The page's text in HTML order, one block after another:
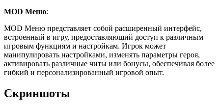
MOD Меню:
MOD Меню представляет собой расширенный интерфейс,
встроенный в игру, предоставляющий доступ к различным
игровым функциям и настройкам. Игрок может
манипулировать настройками, изменять параметры героя,
активировать различные читы или бонусы, обеспечивая более
гибкий и персонализированный игровой опыт.
Скриншоты